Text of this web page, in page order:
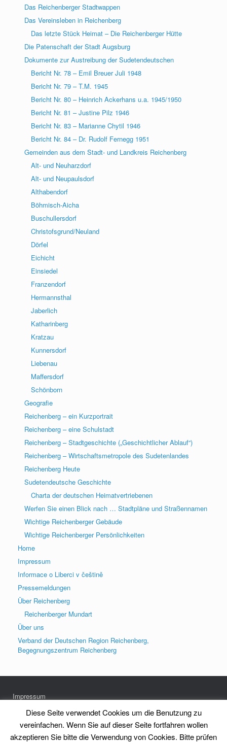
Das Reichenberger Stadtwappen
Das Vereinsleben in Reichenberg
Das letzte Stück Heimat – Die Reichenberger Hütte
Die Patenschaft der Stadt Augsburg
Dokumente zur Austreibung der Sudetendeutschen
Bericht Nr. 78 – Emil Breuer Juli 1948
Bericht Nr. 79 – T.M. 1945
Bericht Nr. 80 – Heinrich Ackerhans u.a. 1945/1950
Bericht Nr. 81 – Justine Pilz 1946
Bericht Nr. 83 – Marianne Chytil 1946
Bericht Nr. 84 – Dr. Rudolf Fernegg 1951
Gemeinden aus dem Stadt- und Landkreis Reichenberg
Alt- und Neuharzdorf
Alt- und Neupaulsdorf
Althabendorf
Böhmisch-Aicha
Buschullersdorf
Christofsgrund/Neuland
Dörfel
Eichicht
Einsiedel
Franzendorf
Hermannsthal
Jaberlich
Katharinberg
Kratzau
Kunnersdorf
Liebenau
Maffersdorf
Schönborn
Geografie
Reichenberg – ein Kurzportrait
Reichenberg – eine Schulstadt
Reichenberg – Stadtgeschichte („Geschichtlicher Ablauf“)
Reichenberg – Wirtschaftsmetropole des Sudetenlandes
Reichenberg Heute
Sudetendeutsche Geschichte
Charta der deutschen Heimatvertriebenen
Werfen Sie einen Blick nach … Stadtpläne und Straßennamen
Wichtige Reichenberger Gebäude
Wichtige Reichenberger Persönlichkeiten
Home
Impressum
Informace o Liberci v češtině
Pressemeldungen
Über Reichenberg
Reichenberger Mundart
Über uns
Verband der Deutschen Region Reichenberg,
Begegnungszentrum Reichenberg
Impressum
Datenschutz
Diese Seite verwendet Cookies um die Benutzung zu
vereinfachen. Wenn Sie auf dieser Seite fortfahren wollen
akzeptieren Sie bitte die Verwendung von Cookies. Bitte prüfen